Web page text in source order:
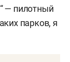
— пилотный
парков, я